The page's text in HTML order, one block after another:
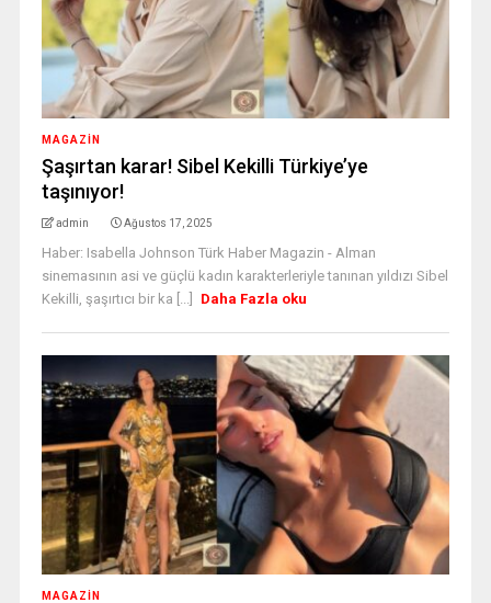
MAGAZİN
Şaşırtan karar! Sibel Kekilli Türkiye’ye
taşınıyor!
admin Ağustos 17, 2025
Haber: Isabella Johnson Türk Haber Magazin - Alman
sinemasının asi ve güçlü kadın karakterleriyle tanınan yıldızı Sibel
Kekilli, şaşırtıcı bir ka [...]
Daha Fazla oku
MAGAZİN